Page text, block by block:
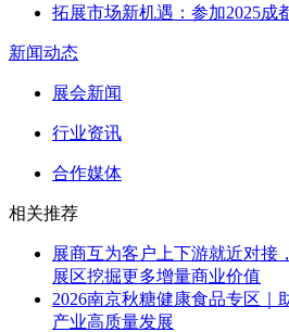
拓展市场新机遇：参加2025成
新闻动态
展会新闻
行业资讯
合作媒体
相关推荐
展商互为客户上下游就近对接
展区挖掘更多增量商业价值
2026南京秋糖健康食品专区｜
产业高质量发展